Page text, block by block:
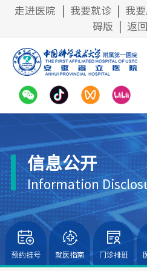
走进医院 我要就诊 我
碍版
返
信息公开
Information
预约挂号 就医指南 门诊排班